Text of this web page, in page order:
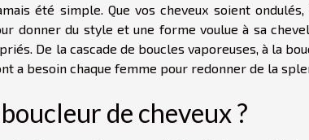
été simple. Que vos cheveux soient
donner du style et une forme voulue à sa
De la cascade de boucles vaporeuses, à la
a besoin chaque femme pour redonner de la
de cheveux ?